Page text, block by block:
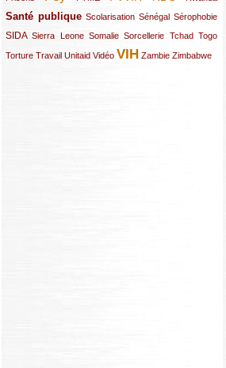
Santé publique
(59/289) Scolarisation
(9/289) Sénégal
(13/289) Sérophobie
(19/289)
SIDA
(29/289)Sierra Leone
(13/289) Somalie
(12/289) Sorcellerie
(19/289) Tchad
(10/289) Togo
(15/289)
Torture
(17/289)Travail
(21/289) Unitaid
(26/289) Vidéo
(23/289) VIH
(154/289) Zambie
(12/289) Zimbabwe
(21/289)